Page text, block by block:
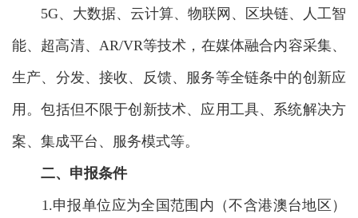
5G、大数据、云计算、物联网、区块链、人工智
能、超高清、AR/VR等技术，在媒体融合内容采集、
生产、分发、接收、反馈、服务等全链条中的创新应
用。包括但不限于创新技术、应用工具、系统解决方
案、集成平台、服务模式等。
二、申报条件
1.申报单位应为全国范围内（不含港澳台地区）